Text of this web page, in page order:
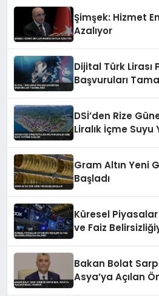
Şimşek: Hizmet
Azalıyor
Dijital Türk Lirası
Başvuruları
DSİ’den Rize
Liralık İçme Suyu
Gram Altın Yeni
Başladı
Küresel
ve Faiz
Bakan Bolat Sarp
Asya’ya Açılan